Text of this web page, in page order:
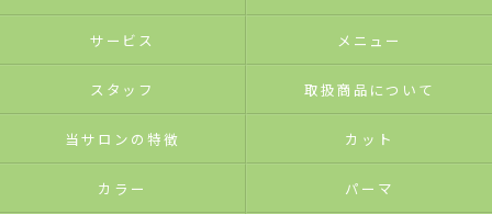
サービス メニュー
スタッフ 取扱商品について
当サロンの特徴 カット
カラー パーマ